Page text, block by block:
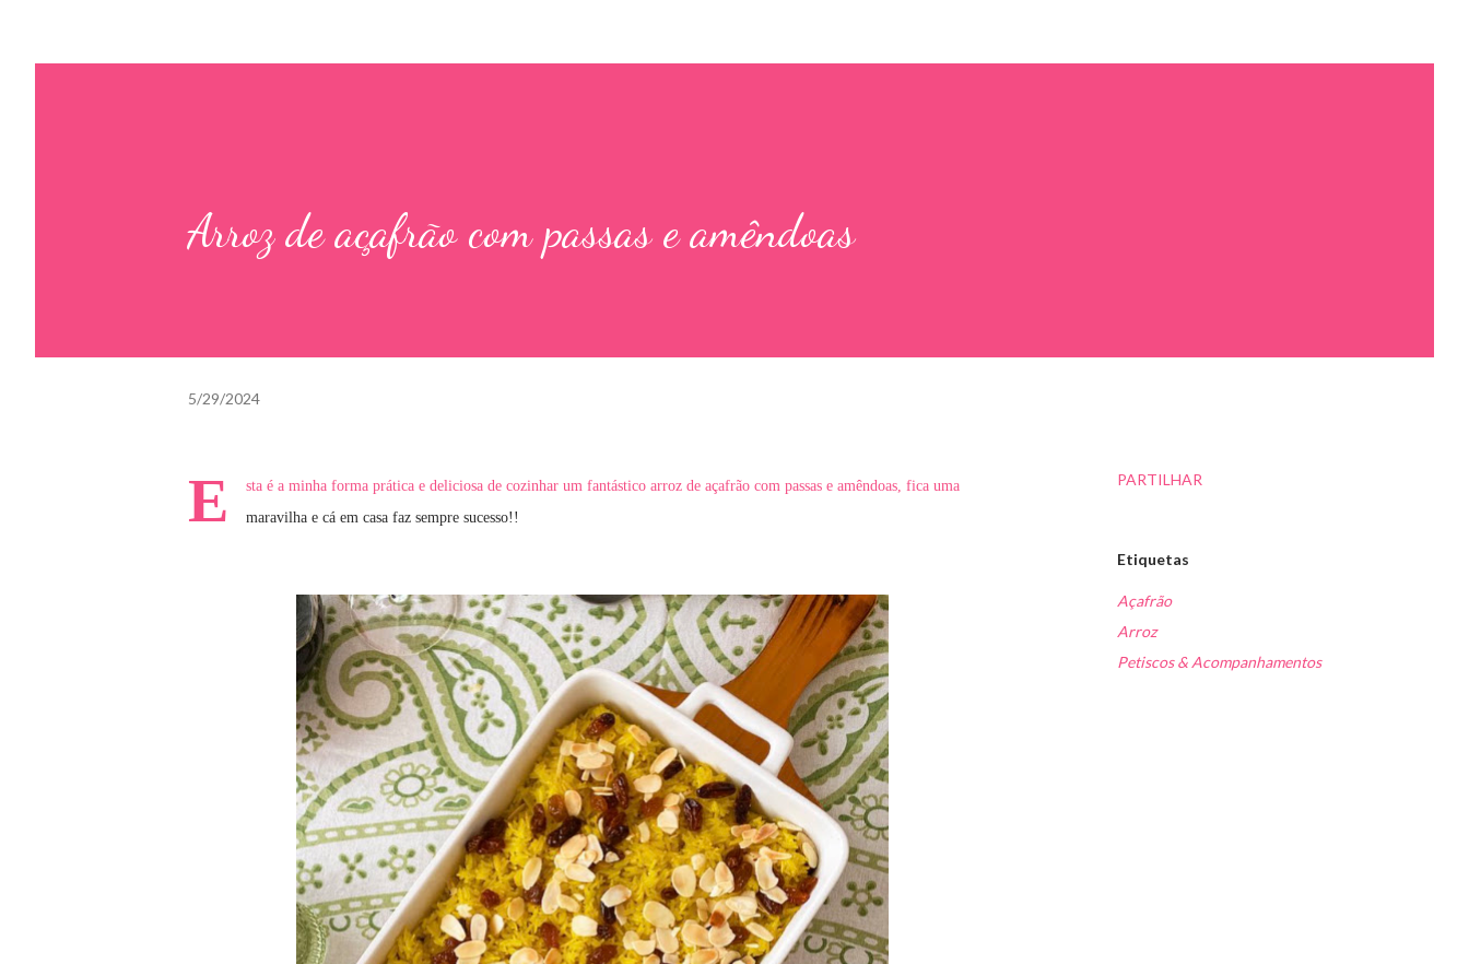
Arroz de açafrão com passas e amêndoas
5/29/2024
E
sta é a minha forma prática e deliciosa de cozinhar um fantástico arroz de açafrão com passas e amêndoas, fica uma
maravilha e cá em casa faz sempre sucesso!!
PARTILHAR
Etiquetas
Açafrão
Arroz
Petiscos & Acompanhamentos